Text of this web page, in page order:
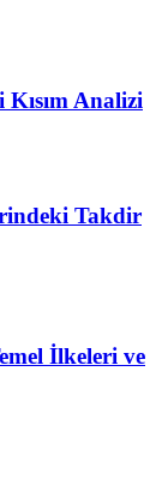
Analizi
Takdir
İlkeleri ve